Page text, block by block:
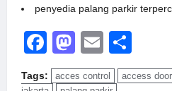
penyedia palang parkir
Facebook
Mastodon
Email
Tags: acces control
access door